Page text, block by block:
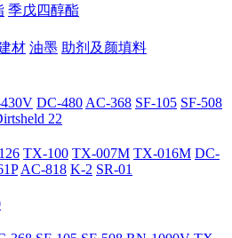
季戊四醇酯
材 油墨 助剂及颜填料
DC-480 AC-368 SF-105 SF-508
22
TX-100 TX-007M TX-016M DC-
AC-818 K-2 SR-01